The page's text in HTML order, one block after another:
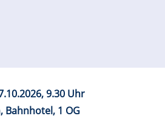
9.30 Uhr
Bahnhotel, 1 OG